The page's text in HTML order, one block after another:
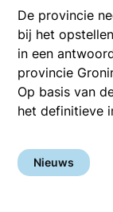
De provincie
bij het
in een
provincie
Op basis van
het definitieve
Nieuws